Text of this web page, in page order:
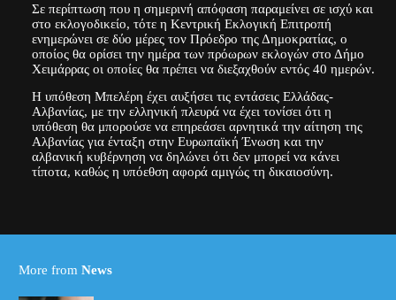
Σε περίπτωση που η σημερινή απόφαση παραμείνει σε ισχύ και
στο εκλογοδικείο, τότε η Κεντρική Εκλογική Επιτροπή
ενημερώνει σε δύο μέρες τον Πρόεδρο της Δημοκρατίας, ο
οποίος θα ορίσει την ημέρα των πρόωρων εκλογών στο Δήμο
Χειμάρρας οι οποίες θα πρέπει να διεξαχθούν εντός 40 ημερών.
Η υπόθεση Μπελέρη έχει αυξήσει τις εντάσεις Ελλάδας-
Αλβανίας, με την ελληνική πλευρά να έχει τονίσει ότι η
υπόθεση θα μπορούσε να επηρεάσει αρνητικά την αίτηση της
Αλβανίας για ένταξη στην Ευρωπαϊκή Ένωση και την
αλβανική κυβέρνηση να δηλώνει ότι δεν μπορεί να κάνει
τίποτα, καθώς η υπόεθση αφορά αμιγώς τη δικαιοσύνη.
More from News